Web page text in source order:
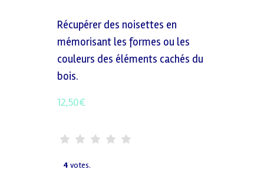
Récupérer des noisettes en
mémorisant les formes ou les
couleurs des éléments cachés du
bois.
12,50€
4 votes.